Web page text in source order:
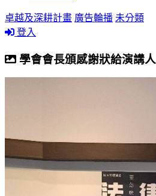
卓越及深耕計畫 廣告輪播 未分類
登入
學會會長頒感謝狀給演講人